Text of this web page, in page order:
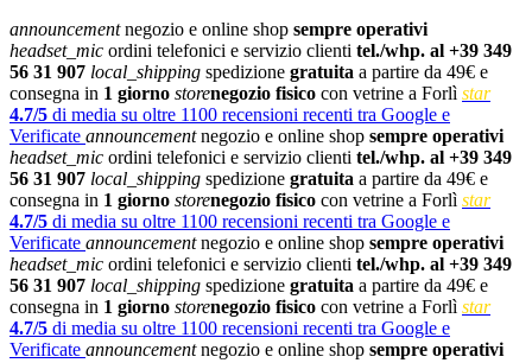
announcementnegozio e online shop sempre operativi
headset_mic ordini telefonici e servizio clienti tel./whp. al +39 349
56 31 907 local_shipping spedizione gratuita a partire da 49€ e
consegna in 1 giorno storenegozio fisico con vetrine a Forlì star
4.7/5 di media su oltre 1100 recensioni recenti tra Google e
Verificate announcementnegozio e online shop sempre operativi
headset_mic ordini telefonici e servizio clienti tel./whp. al +39 349
56 31 907 local_shipping spedizione gratuita a partire da 49€ e
consegna in 1 giorno storenegozio fisico con vetrine a Forlì star
4.7/5 di media su oltre 1100 recensioni recenti tra Google e
Verificate announcementnegozio e online shop sempre operativi
headset_mic ordini telefonici e servizio clienti tel./whp. al +39 349
56 31 907 local_shipping spedizione gratuita a partire da 49€ e
consegna in 1 giorno storenegozio fisico con vetrine a Forlì star
4.7/5 di media su oltre 1100 recensioni recenti tra Google e
Verificate announcementnegozio e online shop sempre operativi